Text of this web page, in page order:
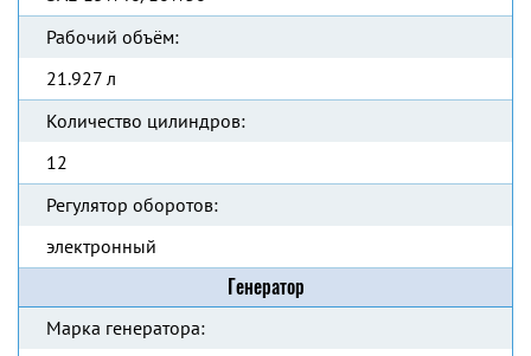
Рабочий объём:
21.927 л
Количество цилиндров:
12
Регулятор оборотов:
электронный
Генератор
Марка генератора: